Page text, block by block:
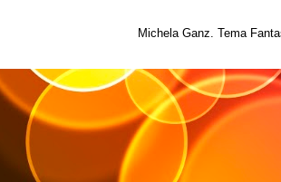
Michela Ganz. Tema